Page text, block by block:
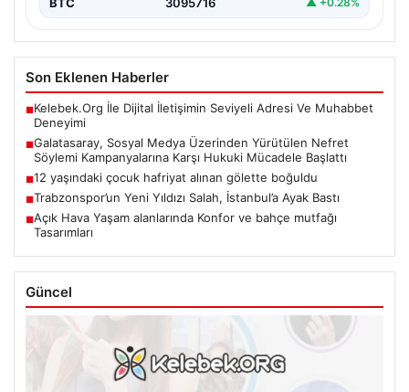
Son Eklenen Haberler
■Kelebek.Org İle Dijital İletişimin Seviyeli Adresi Ve Muhabbet
Deneyimi
■Galatasaray, Sosyal Medya Üzerinden Yürütülen Nefret
Söylemi Kampanyalarına Karşı Hukuki Mücadele Başlattı
■12 yaşındaki çocuk hafriyat alınan gölette boğuldu
■Trabzonspor’un Yeni Yıldızı Salah, İstanbul’a Ayak Bastı
■Açık Hava Yaşam alanlarında Konfor ve bahçe mutfağı
Tasarımları
Güncel